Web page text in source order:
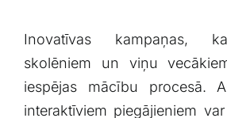
Inovatīvas​ kampaņas,
skolēniem un viņu⁢
iespējas mācību ‍procesā.
interaktīviem piegājieniem